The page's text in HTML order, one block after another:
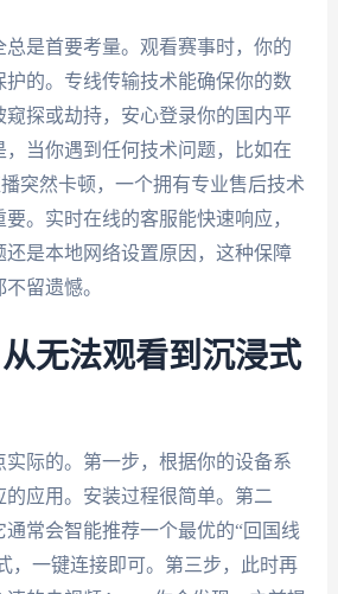
是首要考量。观看赛事时，你的
的。专线传输技术能确保你的数
探或劫持，安心登录你的国内平
，当你遇到任何技术问题，比如在
突然卡顿，一个拥有专业售后技术
。实时在线的客服能快速响应，
是本地网络设置原因，这种保障
留遗憾。
无法观看到沉浸式
实际的。第一步，根据你的设备系
应用。安装过程很简单。第二
常会智能推荐一个最优的“回国线
，一键连接即可。第三步，此时再